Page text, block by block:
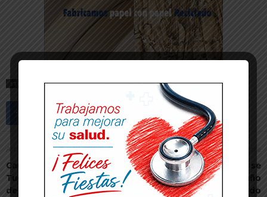
IESO RIBAFORADA
Artículo anterior
Carlos Taibo explicó en
Tudela su particular visión
de la guerra en Ucrania
Artículo siguiente
Las ferias de fiestas se
instalarán por último año
en el paseo del Prado